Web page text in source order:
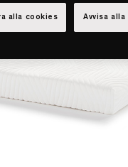
Avvisa
alla cookies